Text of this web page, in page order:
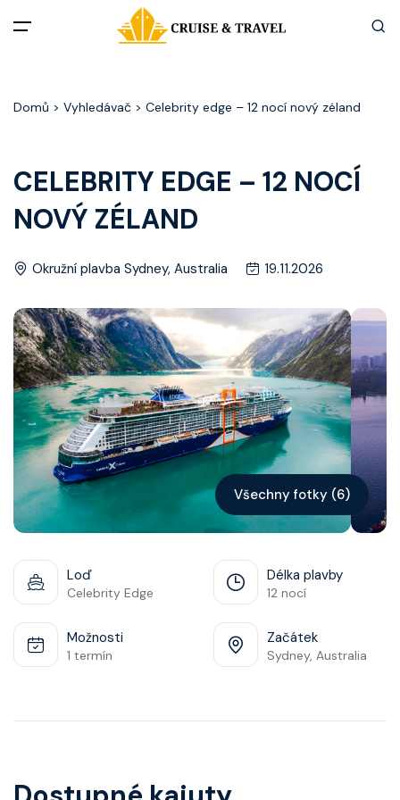
Akční nabídky
Destinace
Zážitky z plaveb
Užitečné informace
Často kladené otázky
Články
Kontakt
Vyhledat plavbu
Domů > Vyhledávač > Celebrity edge – 12 nocí nový zéland
CELEBRITY EDGE – 12 NOCÍ
NOVÝ ZÉLAND
Okružní plavba Sydney, Australia 19.11.2026
Všechny fotky (6)
Loď
Celebrity Edge
Délka plavby
12 nocí
Možnosti
1 termín
Začátek
Sydney, Australia